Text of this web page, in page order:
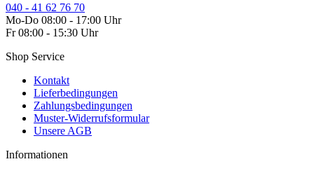
040 - 41 62 76 70
Mo-Do 08:00 - 17:00 Uhr
Fr 08:00 - 15:30 Uhr
Shop Service
Kontakt
Lieferbedingungen
Zahlungsbedingungen
Muster-Widerrufsformular
Unsere AGB
Informationen